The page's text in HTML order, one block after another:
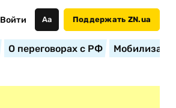
Войти Аа Поддержать ZN.ua
О переговорах с РФ